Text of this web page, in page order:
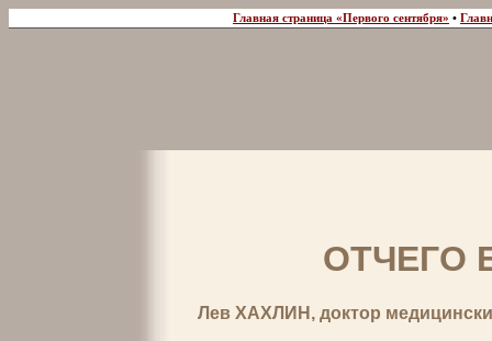
Главная страница «Первого сентября» •
ОТЧЕГО
Лев ХАХЛИН, доктор